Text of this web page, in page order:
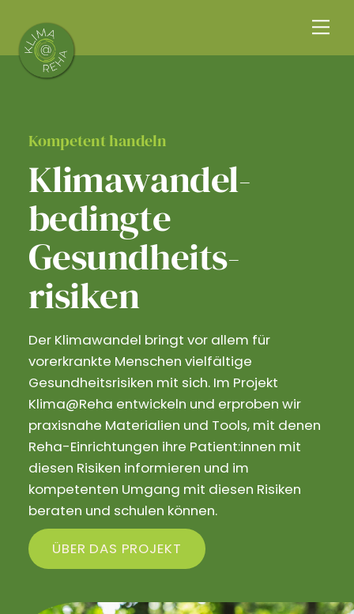
content
Kompetent handeln
Klimawandel­
bedingte
Gesundheits­
risiken
Der Klimawandel bringt vor allem für
vorerkrankte Menschen vielfältige
Gesundheitsrisiken mit sich. Im Projekt
Klima@Reha entwickeln und erproben wir
praxisnahe Materialien und Tools, mit denen
Reha-Einrichtungen ihre Patient:innen mit
diesen Risiken informieren und im
kompetenten Umgang mit diesen Risiken
beraten und schulen können.
ÜBER DAS PROJEKT